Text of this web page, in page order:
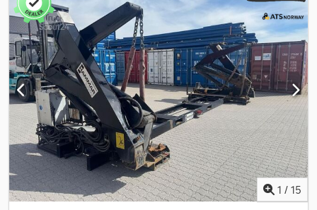
1 / 15